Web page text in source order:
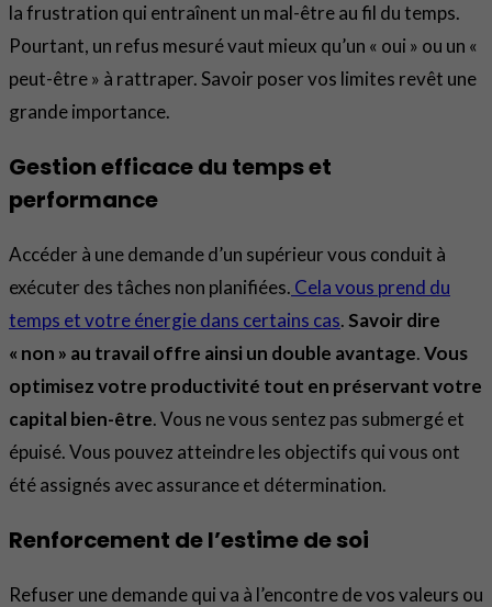
la frustration qui entraînent un mal-être au fil du temps.
Pourtant, un refus mesuré vaut mieux qu’un « oui » ou un «
peut-être » à rattraper. Savoir poser vos limites revêt une
grande importance.
Gestion efficace du temps et
performance
Accéder à une demande d’un supérieur vous conduit à
exécuter des tâches non planifiées. Cela vous prend du
temps et votre énergie dans certains cas.Savoir dire
« non » au travail offre ainsi un double avantage.Vous
optimisez votre productivité tout en préservant votre
capital bien-être. Vous ne vous sentez pas submergé et
épuisé. Vous pouvez atteindre les objectifs qui vous ont
été assignés avec assurance et détermination.
Renforcement de l’estime de soi
Refuser une demande qui va à l’encontre de vos valeurs ou